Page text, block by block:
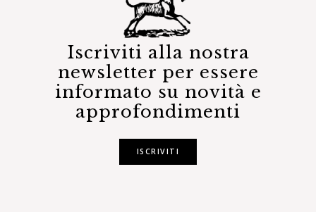
Iscriviti alla nostra
newsletter per essere
informato su novità e
approfondimenti
ISCRIVITI